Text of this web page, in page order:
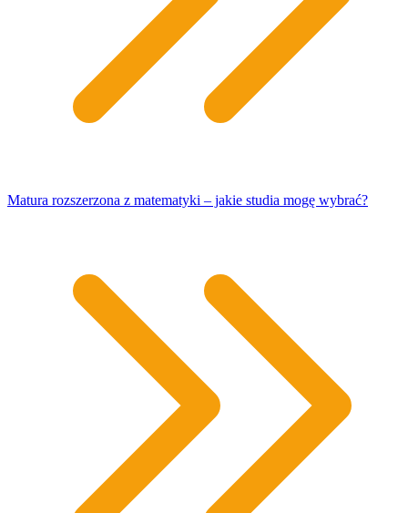
Matura rozszerzona z matematyki – jakie studia mogę wybrać?